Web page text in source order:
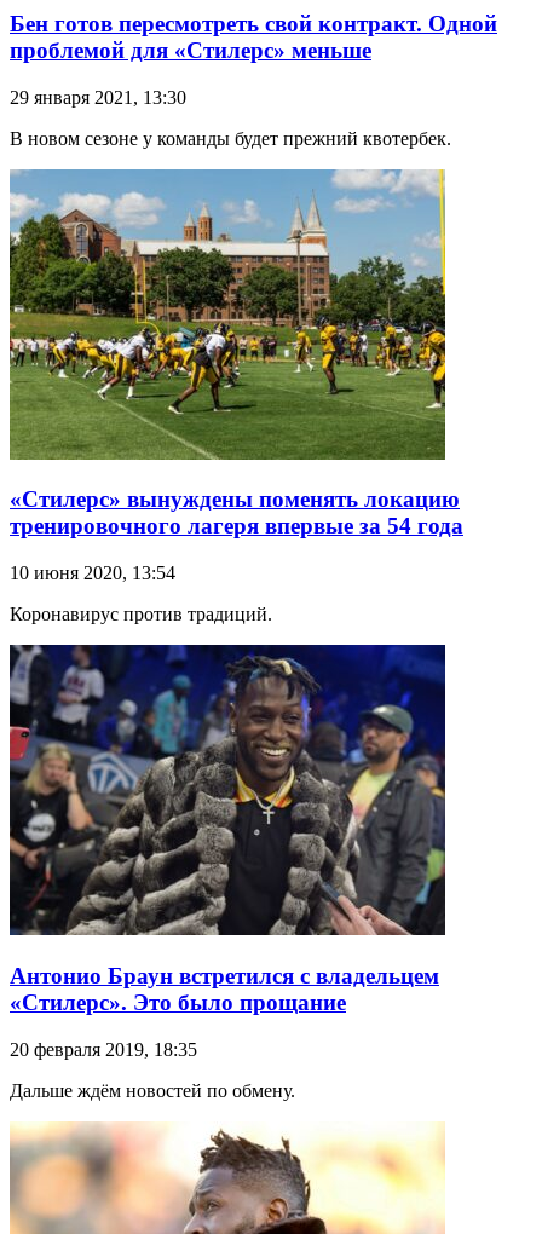
Бен готов пересмотреть свой контракт. Одной
проблемой для «Стилерс» меньше
29 января 2021, 13:30
В новом сезоне у команды будет прежний квотербек.
«Стилерс» вынуждены поменять локацию
тренировочного лагеря впервые за 54 года
10 июня 2020, 13:54
Коронавирус против традиций.
Антонио Браун встретился с владельцем
«Стилерс». Это было прощание
20 февраля 2019, 18:35
Дальше ждём новостей по обмену.